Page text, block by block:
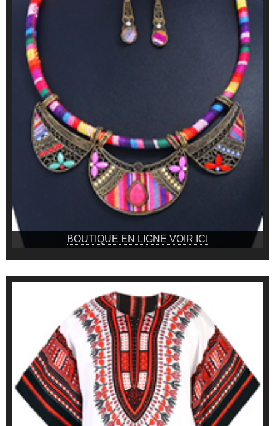
BOUTIQUE EN LIGNE VOIR ICI